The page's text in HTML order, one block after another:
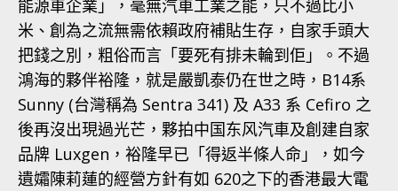
能源車企業」，毫無汽車工業之能，只不過比小
米、創為之流無需依賴政府補貼生存，自家手頭大
把錢之別，粗俗而言「要死有排未輪到佢」。不過
鴻海的夥伴裕隆，就是嚴凱泰仍在世之時，B14系
Sunny (台灣稱為 Sentra 341) 及 A33 系 Cefiro 之
後再沒出現過光芒，夥拍中国东风汽車及創建自家
品牌 Luxgen，裕隆早已「得返半條人命」，如今
遺孀陳莉蓮的經營方針有如 620之下的香港最大電